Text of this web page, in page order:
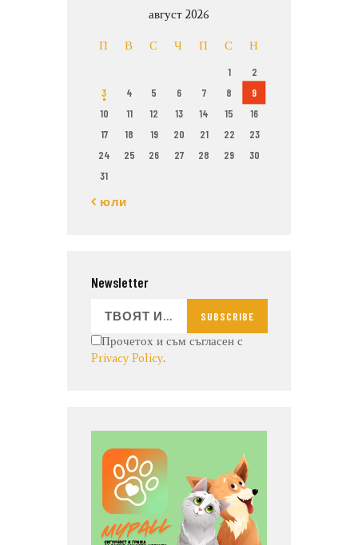
август 2026
П В С Ч П С Н
1
2
3
4 5 6 7 8
9
10
11 12 13 14 15
16
17
18 19 20 21 22
23
24
25 26 27 28 29
30
31
« юли
Newsletter
SUBSCRIBE
Прочетох и съм съгласен с
Privacy Policy.